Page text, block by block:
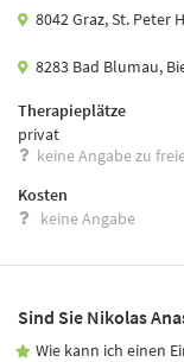
8042 Graz, St. Peter
8283 Bad Blumau,
Therapieplätze
privat
keine Angabe zu
Kosten
keine Angabe
Sind Sie Nikolas
Wie kann ich einen